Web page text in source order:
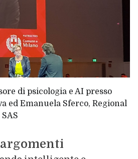
di psicologia e AI presso
ed Emanuela Sferco, Regional